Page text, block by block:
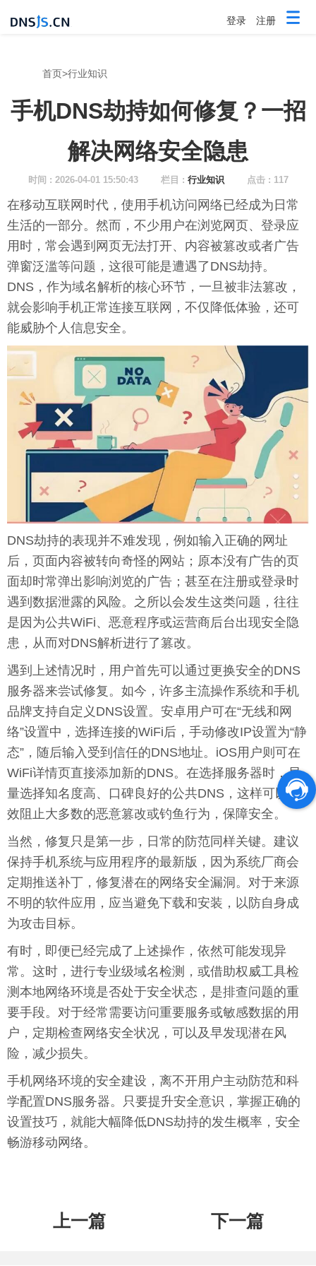
登录 注册
首页 >行业知识
手机DNS劫持如何修复？一招
解决网络安全隐患
时间 : 2026-04-01 15:50:43 栏目 : 行业知识 点击 : 117
在移动互联网时代，使用手机访问网络已经成为日常
生活的一部分。然而，不少用户在浏览网页、登录应
用时，常会遇到网页无法打开、内容被篡改或者广告
弹窗泛滥等问题，这很可能是遭遇了DNS劫持。
DNS，作为域名解析的核心环节，一旦被非法篡改，
就会影响手机正常连接互联网，不仅降低体验，还可
能威胁个人信息安全。
DNS劫持的表现并不难发现，例如输入正确的网址
后，页面内容被转向奇怪的网站；原本没有广告的页
面却时常弹出影响浏览的广告；甚至在注册或登录时
遇到数据泄露的风险。之所以会发生这类问题，往往
是因为公共WiFi、恶意程序或运营商后台出现安全隐
患，从而对DNS解析进行了篡改。
遇到上述情况时，用户首先可以通过更换安全的DNS
服务器来尝试修复。如今，许多主流操作系统和手机
品牌支持自定义DNS设置。安卓用户可在“无线和网
络”设置中，选择连接的WiFi后，手动修改IP设置为“静
态”，随后输入受到信任的DNS地址。iOS用户则可在
WiFi详情页直接添加新的DNS。在选择服务器时，尽
量选择知名度高、口碑良好的公共DNS，这样可以有
效阻止大多数的恶意篡改或钓鱼行为，保障安全。
当然，修复只是第一步，日常的防范同样关键。建议
保持手机系统与应用程序的最新版，因为系统厂商会
定期推送补丁，修复潜在的网络安全漏洞。对于来源
不明的软件应用，应当避免下载和安装，以防自身成
为攻击目标。
有时，即便已经完成了上述操作，依然可能发现异
常。这时，进行专业级域名检测，或借助权威工具检
测本地网络环境是否处于安全状态，是排查问题的重
要手段。对于经常需要访问重要服务或敏感数据的用
户，定期检查网络安全状况，可以及早发现潜在风
险，减少损失。
手机网络环境的安全建设，离不开用户主动防范和科
学配置DNS服务器。只要提升安全意识，掌握正确的
设置技巧，就能大幅降低DNS劫持的发生概率，安全
畅游移动网络。
上一篇 下一篇